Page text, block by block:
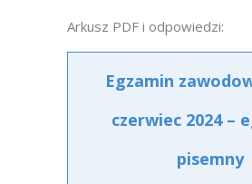
Arkusz PDF i odpowiedzi:
Egzamin
czerwiec 2024 –
pisemny